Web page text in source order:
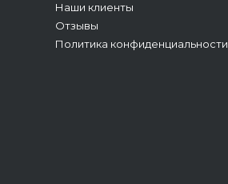
Наши клиенты
Отзывы
Политика конфиденциальности